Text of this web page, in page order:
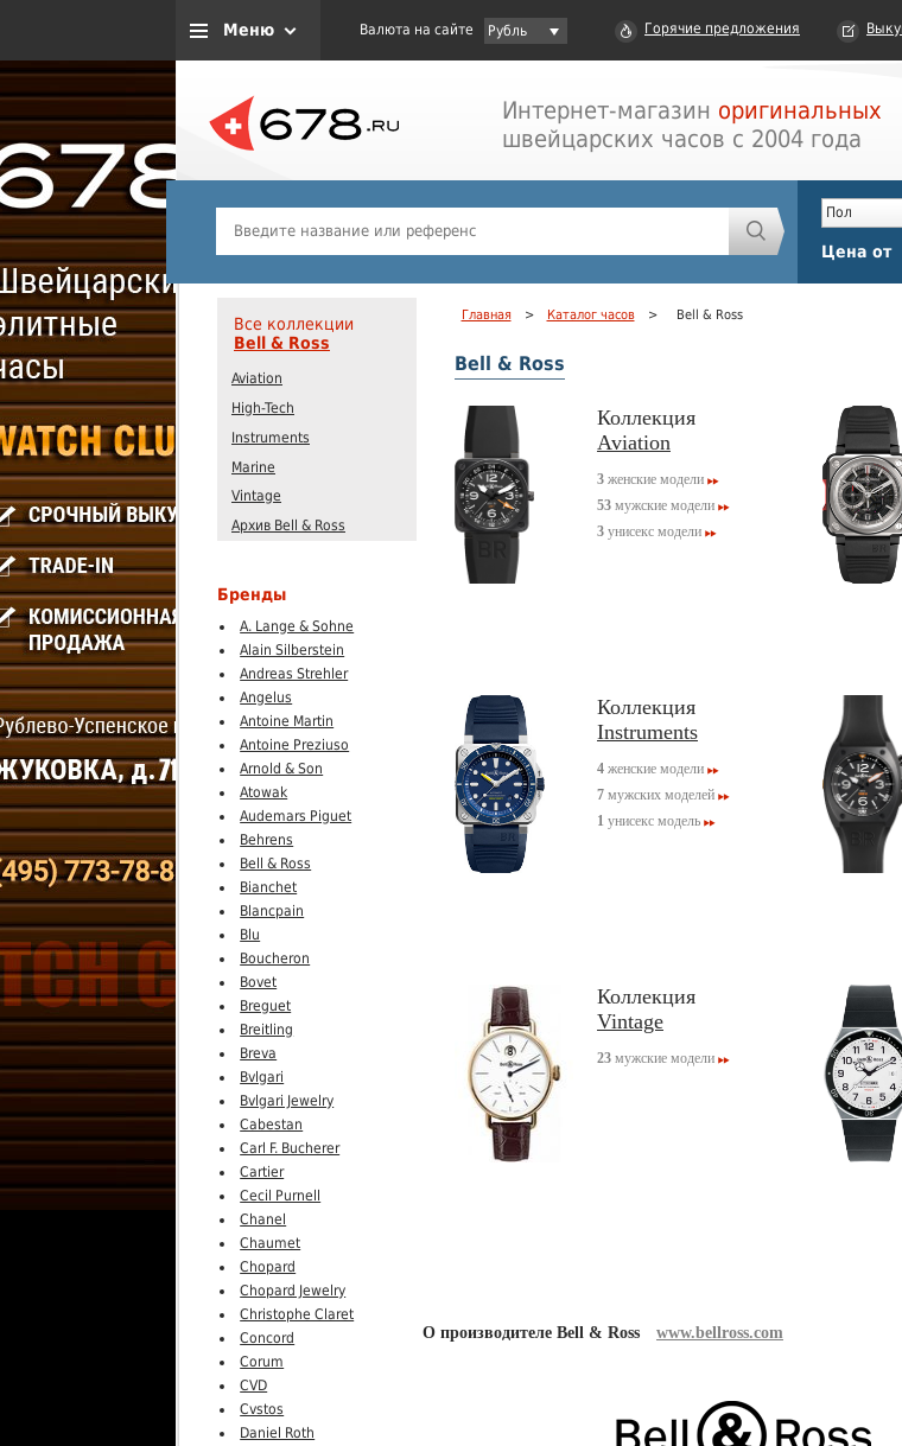
Меню Валюта на сайте Рубль Горячие предложения
Интернет-магазин оригинальных
швейцарских часов с 2004 года
Пол
Цена от
Все коллекции
Bell & Ross
Aviation
High-Tech
Instruments
Marine
Vintage
Архив Bell & Ross
Бренды
A. Lange & Sohne
Alain Silberstein
Andreas Strehler
Angelus
Antoine Martin
Antoine Preziuso
Arnold & Son
Atowak
Audemars Piguet
Behrens
Bell & Ross
Bianchet
Blancpain
Blu
Boucheron
Bovet
Breguet
Breitling
Breva
Bvlgari
Bvlgari Jewelry
Cabestan
Carl F. Bucherer
Cartier
Cecil Purnell
Chanel
Chaumet
Chopard
Chopard Jewelry
Christophe Claret
Concord
Corum
CVD
Cvstos
Daniel Roth
Главная > Каталог часов > Bell & Ross
Bell & Ross
Коллекция
Aviation
3 женские модели
53 мужские модели
3 унисекс модели
Коллекция
Instruments
4 женские модели
7 мужских моделей
1 унисекс модель
Коллекция
Vintage
23 мужские модели
О производителе Bell & Ross www.bellross.com